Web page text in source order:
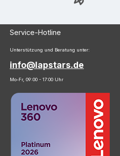
Service-Hotline
Unterstützung und Beratung unter:
info@lapstars.de
Mo-Fr, 09:00 - 17:00 Uhr